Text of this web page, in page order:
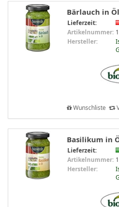
Bärlauch in
Lieferzeit:
Artikelnummer:
Hersteller:
Wunschliste
Basilikum in
Lieferzeit:
Artikelnummer:
Hersteller: